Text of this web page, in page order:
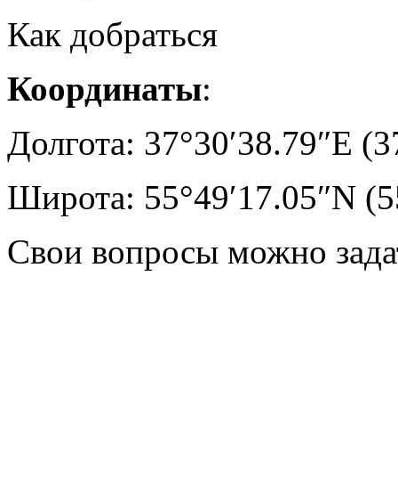
Как добраться
Координаты:
Долгота: 37°30′38.79″E
Широта: 55°49′17.05″N
Свои вопросы можно